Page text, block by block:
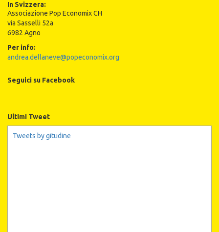
In Svizzera:
Associazione Pop Economix CH
via Sasselli 52a
6982 Agno
Per info:
andrea.dellaneve@popeconomix.org
Seguici su Facebook
Ultimi Tweet
Tweets by gitudine